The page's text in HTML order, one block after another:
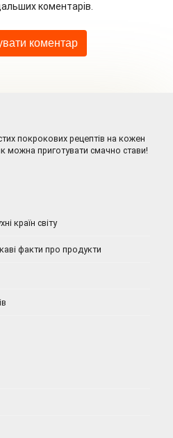
коментарів.
покрокових рецептів на кожен
можна приготувати смачно стави!
країн світу
факти про продукти